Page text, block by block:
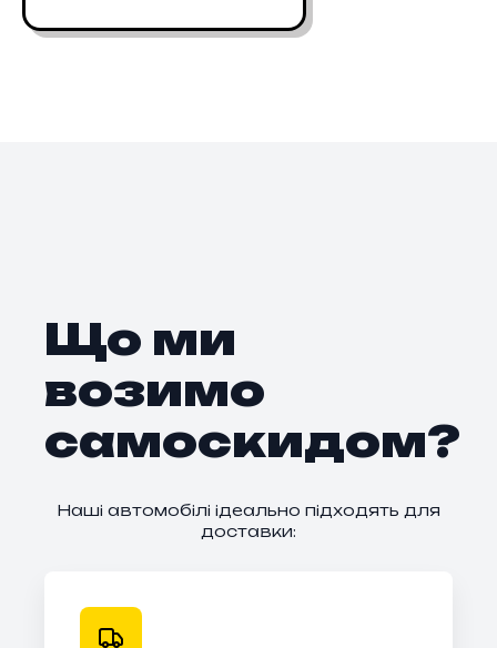
Що ми
возимо
самоскидом?
Наші автомобілі ідеально підходять для
доставки: